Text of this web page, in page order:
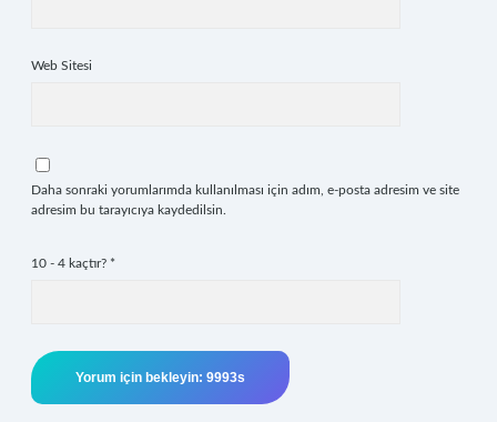
Web Sitesi
Daha sonraki yorumlarımda kullanılması için adım, e-posta adresim ve site
adresim bu tarayıcıya kaydedilsin.
10 - 4 kaçtır? *